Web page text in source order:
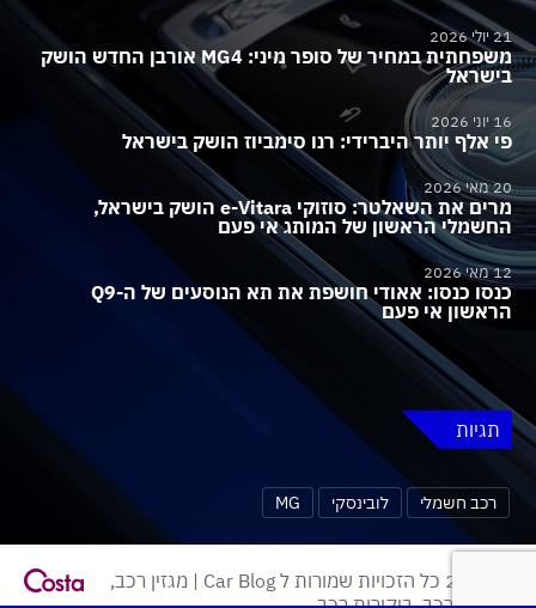
21 יולי 2026
משפחתית במחיר של סופר מיני: MG4 אורבן החדש הושק
בישראל
16 יוני 2026
פי אלף יותר היברידי: רנו סימביוז הושק בישראל
20 מאי 2026
מרים את השאלטר: סוזוקי e-Vitara הושק בישראל,
החשמלי הראשון של המותג אי פעם
12 מאי 2026
כנסו כנסו: אאודי חושפת את תא הנוסעים של ה-Q9
הראשון אי פעם
תגיות
רכב חשמלי לובינסקי MG
© 2026 כל הזכויות שמורות ל Car Blog | מגזין רכב,